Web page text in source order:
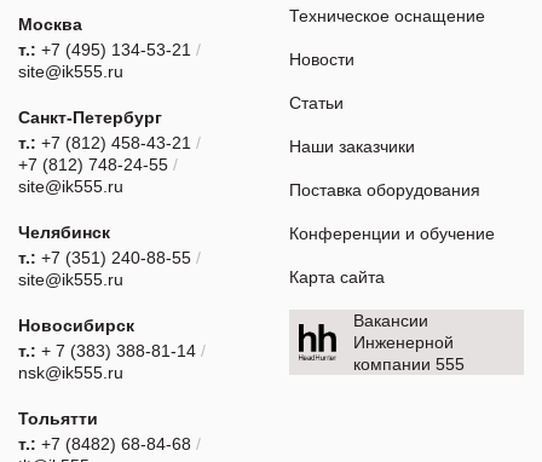
Москва
т.: +7 (495) 134-53-21 /
site@ik555.ru
Санкт-Петербург
т.: +7 (812) 458-43-21 /
+7 (812) 748-24-55 /
site@ik555.ru
Челябинск
т.: +7 (351) 240-88-55 /
site@ik555.ru
Новосибирск
т.: + 7 (383) 388-81-14 /
nsk@ik555.ru
Тольятти
т.: +7 (8482) 68-84-68 /
Техническое оснащение
Новости
Статьи
Наши заказчики
Поставка оборудования
Конференции и обучение
Карта сайта
Вакансии
Инженерной
компании 555